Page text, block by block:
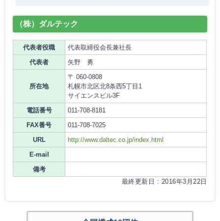
（株）ダルテック
代表者役職
代表取締役会長兼社長
代表者
矢野 勇
所在地
〒 060-0808
札幌市北区北8条西5丁目1
サイエンスビル3F
電話番号
011-708-8181
FAX番号
011-708-7025
URL
http://www.daltec.co.jp/index.html
E-mail
備考
最終更新日 : 2016年3月22日